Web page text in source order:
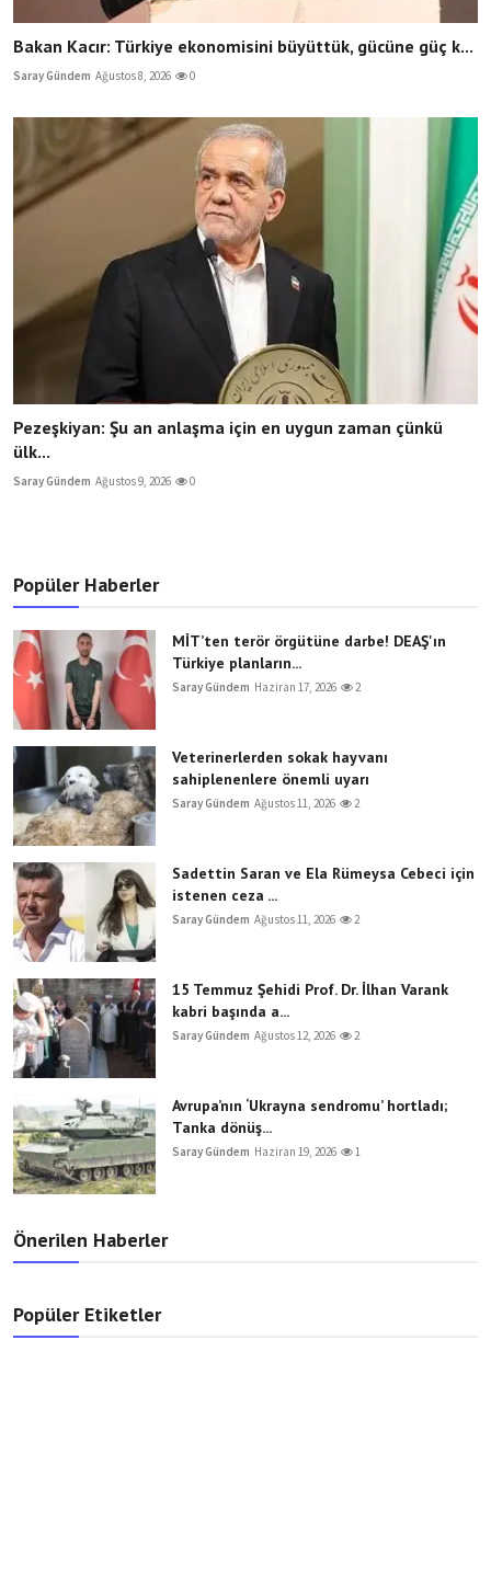
Bakan Kacır: Türkiye ekonomisini büyüttük, gücüne güç k...
Saray Gündem Ağustos 8, 2026 0
Pezeşkiyan: Şu an anlaşma için en uygun zaman çünkü
ülk...
Saray Gündem Ağustos 9, 2026 0
Popüler Haberler
MİT’ten terör örgütüne darbe! DEAŞ'ın
Türkiye planların...
Saray Gündem Haziran 17, 2026 2
Veterinerlerden sokak hayvanı
sahiplenenlere önemli uyarı
Saray Gündem Ağustos 11, 2026 2
Sadettin Saran ve Ela Rümeysa Cebeci için
istenen ceza ...
Saray Gündem Ağustos 11, 2026 2
15 Temmuz Şehidi Prof. Dr. İlhan Varank
kabri başında a...
Saray Gündem Ağustos 12, 2026 2
Avrupa’nın ‘Ukrayna sendromu’ hortladı;
Tanka dönüş...
Saray Gündem Haziran 19, 2026 1
Önerilen Haberler
Popüler Etiketler